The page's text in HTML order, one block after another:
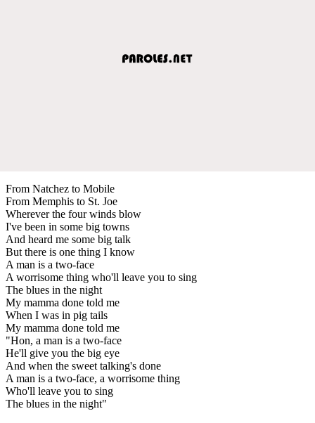
From Natchez to Mobile
From Memphis to St. Joe
Wherever the four winds blow
I've been in some big towns
And heard me some big talk
But there is one thing I know
A man is a two-face
A worrisome thing who'll leave you to sing
The blues in the night
My mamma done told me
When I was in pig tails
My mamma done told me
"Hon, a man is a two-face
He'll give you the big eye
And when the sweet talking's done
A man is a two-face, a worrisome thing
Who'll leave you to sing
The blues in the night"